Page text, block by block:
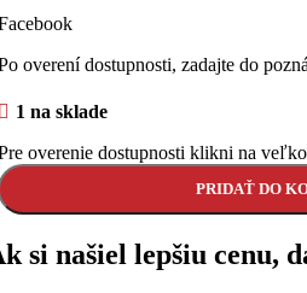
overení dostupnosti, zadajte do
1 na sklade
overenie dostupnosti klikni na
PRIDAŤ DO
si našiel lepšiu cenu,